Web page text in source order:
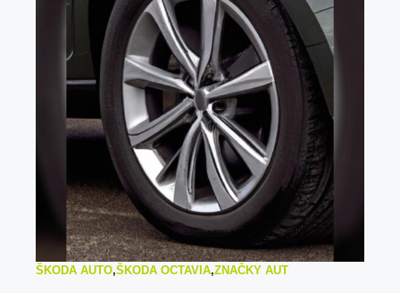
ŠKODA AUTO,ŠKODA OCTAVIA,ZNAČKY AUT